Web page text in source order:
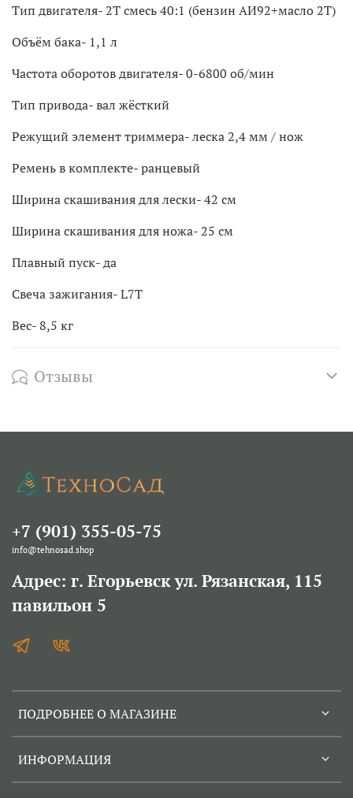
Тип двигателя- 2Т смесь 40:1 (бензин АИ92+масло 2Т)
Объём бака- 1,1 л
Частота оборотов двигателя- 0-6800 об/мин
Тип привода- вал жёсткий
Режущий элемент триммера- леска 2,4 мм / нож
Ремень в комплекте- ранцевый
Ширина скашивания для лески- 42 см
Ширина скашивания для ножа- 25 см
Плавный пуск- да
Свеча зажигания- L7T
Вес- 8,5 кг
Отзывы
ПОДРОБНЕЕ О МАГАЗИНЕ
ИНФОРМАЦИЯ
+7 (901) 355-05-75
info@tehnosad.shop
Адрес: г. Егорьевск ул. Рязанская, 115
павильон 5